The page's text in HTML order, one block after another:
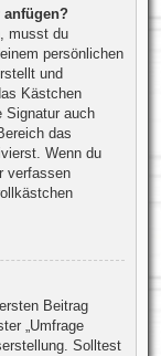
anfügen?
musst du
persönlichen
und
Kästchen
Signatur auch
das
Wenn du
verfassen
Beitrag
„Umfrage
Solltest